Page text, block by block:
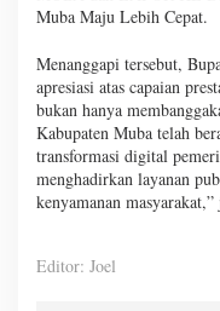
Muba Maju Lebih Cepat.
Menanggapi tersebut,
apresiasi atas capaian
bukan hanya
Kabupaten Muba telah
transformasi digital
menghadirkan layanan
kenyamanan masyarakat,”
Editor: Joel